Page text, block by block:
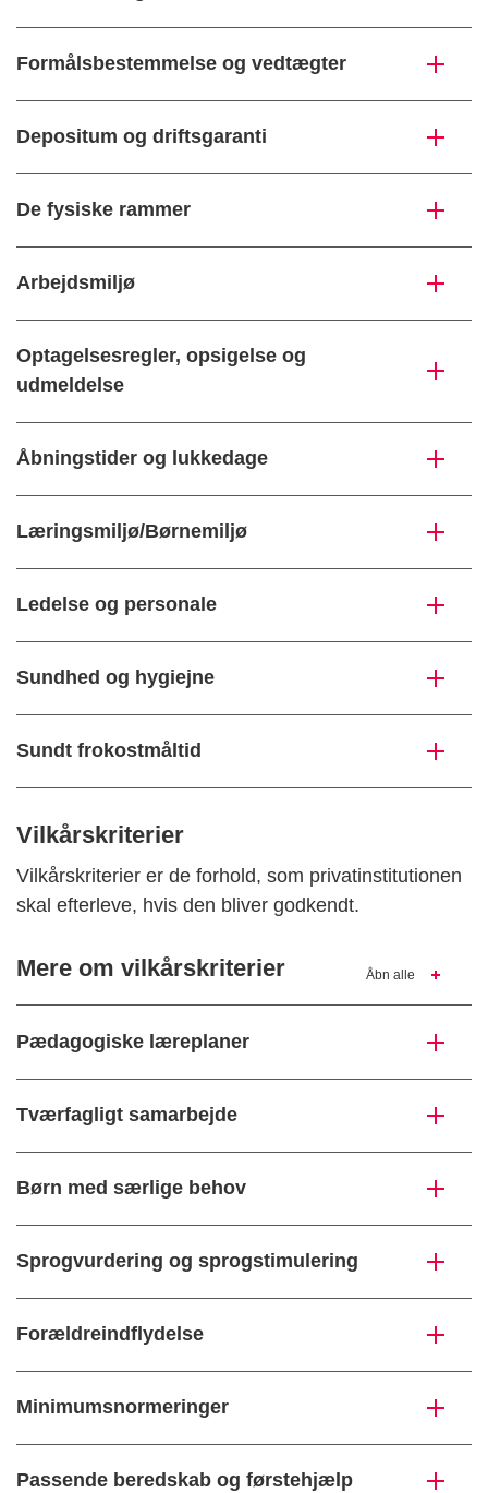
Formålsbestemmelse og vedtægter
Depositum og driftsgaranti
De fysiske rammer
Arbejdsmiljø
Optagelsesregler, opsigelse og
udmeldelse
Åbningstider og lukkedage
Læringsmiljø/Børnemiljø
Ledelse og personale
Sundhed og hygiejne
Sundt frokostmåltid
Vilkårskriterier
Vilkårskriterier er de forhold, som privatinstitutionen
skal efterleve, hvis den bliver godkendt.
Mere om vilkårskriterier Åbn alle
Pædagogiske læreplaner
Tværfagligt samarbejde
Børn med særlige behov
Sprogvurdering og sprogstimulering
Forældreindflydelse
Minimumsnormeringer
Passende beredskab og førstehjælp